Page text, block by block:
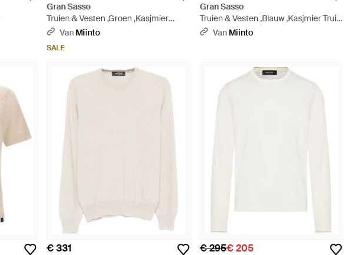
Gran Sasso
Truien & Vesten ,Groen ,Kasjmier
Cashmere Trui Met Ronde Hals -
Van Miinto
SALE
Gran Sasso
Truien & Vesten ,Blauw ,Kasjmier Trui
Met Ronde Hals En Chevronpatroon -
Van Miinto
€ 331 € 295€ 205